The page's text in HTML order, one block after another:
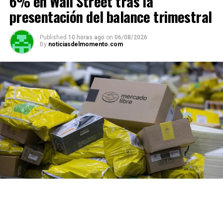
presentación del balance trimestral
Published 10 horas ago on 06/08/2026
By noticiasdelmomento.com